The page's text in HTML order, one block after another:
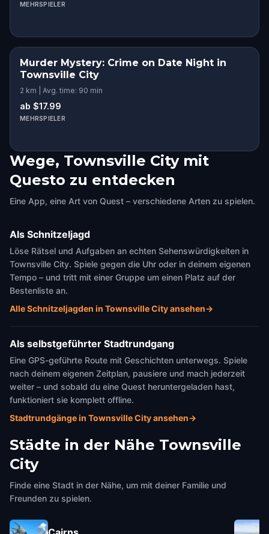
MEHRSPIELER
Murder Mystery: Crime on Date Night in
Townsville City
2 km | Avg. time: 90 min
ab $17.99
MEHRSPIELER
Wege, Townsville City mit
Questo zu entdecken
Eine App, eine Art von Quest – verschiedene Arten zu spielen.
Als Schnitzeljagd
Löse Rätsel und Aufgaben an echten Sehenswürdigkeiten in
Townsville City. Spiele gegen die Uhr oder in deinem eigenen
Tempo – und tritt mit einer Gruppe um einen Platz auf der
Bestenliste an.
Alle Schnitzeljagden in Townsville City ansehen→
Als selbstgeführter Stadtrundgang
Eine GPS-geführte Route mit Geschichten unterwegs. Spiele
nach deinem eigenen Zeitplan, pausiere und mach jederzeit
weiter – und sobald du eine Quest heruntergeladen hast,
funktioniert sie komplett offline.
Stadtrundgänge in Townsville City ansehen→
Städte in der Nähe Townsville
City
Finde eine Stadt in der Nähe, um mit deiner Familie und
Freunden zu spielen.